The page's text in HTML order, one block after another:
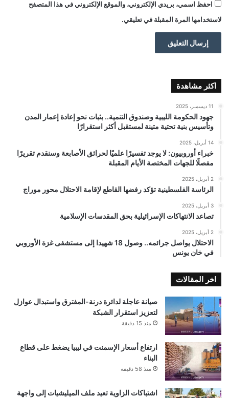
احفظ اسمي، بريدي الإلكتروني، والموقع الإلكتروني في هذا المتصفح
لاستخدامها المرة المقبلة في تعليقي.
اكثر مشاهدة
11 ديسمبر، 2025
جهود الحكومة الليبية وصندوق التنمية.. بثبات نحو إعادة إعمار المدن
وتأسيس بنية تحتية متينة لمستقبل أكثر استقرارًا
14 أبريل، 2025
خبراء أوروبيون: لا يوجد تفسيرًا علميًا لحرائق الأصابعة وسنقدم تقريرًا
مفصلًا للجهات المختصة الأيام المقبلة
2 أبريل، 2025
الرئاسة الفلسطينية تؤكد رفضها القاطع لإقامة الاحتلال محور موراج
3 أبريل، 2025
تصاعد الانتهاكات الإسرائيلية بحق المقدسات الإسلامية
2 أبريل، 2025
الاحتلال يواصل جرائمه.. وصول 18 شهيدا إلى مستشفى غزة الأوروبي
في خان يونس
اخر المقالات
صيانة عاجلة لدائرة درنة-المفترق واستبدال عوازل
لتعزيز استقرار الشبكة
منذ 15 دقيقة
ارتفاع أسعار الإسمنت في ليبيا يضغط على قطاع
البناء
منذ 58 دقيقة
اشتباكات الزاوية تعيد ملف الميليشيات إلى واجهة